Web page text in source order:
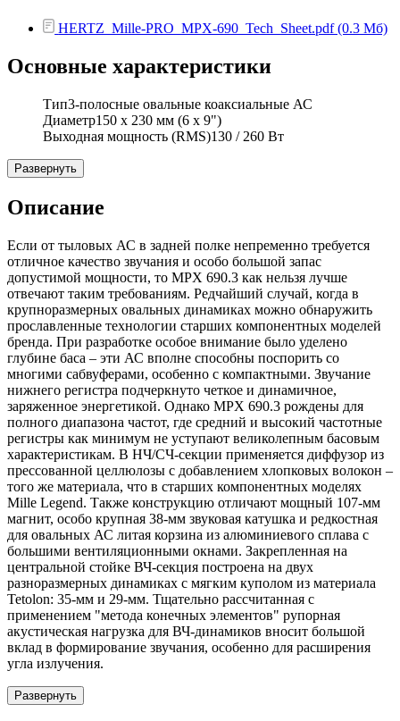
HERTZ_Mille-PRO_MPX-690_Tech_Sheet.pdf (0.3 Мб)
Основные характеристики
Тип3-полосные овальные коаксиальные АС
Диаметр150 x 230 мм (6 х 9")
Выходная мощность (RMS)130 / 260 Вт
Развернуть
Описание
Если от тыловых АС в задней полке непременно требуется
отличное качество звучания и особо большой запас
допустимой мощности, то MPX 690.3 как нельзя лучше
отвечают таким требованиям. Редчайший случай, когда в
крупноразмерных овальных динамиках можно обнаружить
прославленные технологии старших компонентных моделей
бренда. При разработке особое внимание было уделено
глубине баса – эти АС вполне способны поспорить со
многими сабвуферами, особенно с компактными. Звучание
нижнего регистра подчеркнуто четкое и динамичное,
заряженное энергетикой. Однако MPX 690.3 рождены для
полного диапазона частот, где средний и высокий частотные
регистры как минимум не уступают великолепным басовым
характеристикам. В НЧ/СЧ-секции применяется диффузор из
прессованной целлюлозы с добавлением хлопковых волокон –
того же материала, что в старших компонентных моделях
Mille Legend. Также конструкцию отличают мощный 107-мм
магнит, особо крупная 38-мм звуковая катушка и редкостная
для овальных АС литая корзина из алюминиевого сплава с
большими вентиляционными окнами. Закрепленная на
центральной стойке ВЧ-секция построена на двух
разноразмерных динамиках с мягким куполом из материала
Tetolon: 35-мм и 29-мм. Тщательно рассчитанная с
применением "метода конечных элементов" рупорная
акустическая нагрузка для ВЧ-динамиков вносит большой
вклад в формирование звучания, особенно для расширения
угла излучения.
Развернуть